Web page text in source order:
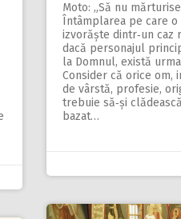
Moto: „Să nu
Întâmplarea pe care
izvorăște dintr‑un caz
dacă personajul
la Domnul, există
Consider că orice om,
de vârstă, profesie,
trebuie să‑și
bazat…